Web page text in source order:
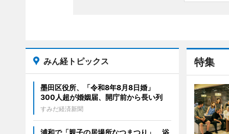
特集
みん経トピックス
墨田区役所、「令和8年8月8日婚」
300人超が婚姻届、開庁前から長い列
すみだ経済新聞
浦和で「親子の居場所なつまつり」 浴